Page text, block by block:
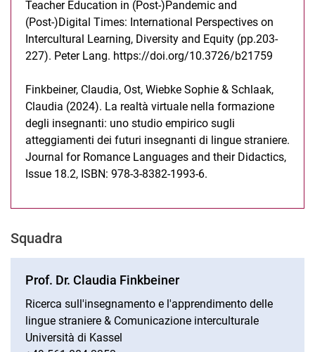
Teacher Education in (Post-)Pandemic and
(Post-)Digital Times: International Perspectives on
Intercultural Learning, Diversity and Equity (pp.203-
227). Peter Lang. https://doi.org/10.3726/b21759
Finkbeiner, Claudia, Ost, Wiebke Sophie & Schlaak,
Claudia (2024). La realtà virtuale nella formazione
degli insegnanti: uno studio empirico sugli
atteggiamenti dei futuri insegnanti di lingue straniere.
Journal for Romance Languages and their Didactics,
Issue 18.2, ISBN: 978-3-8382-1993-6.
Squadra
Prof. Dr. Claudia Finkbeiner
Ricerca sull'insegnamento e l'apprendimento delle
lingue straniere & Comunicazione interculturale
Università di Kassel